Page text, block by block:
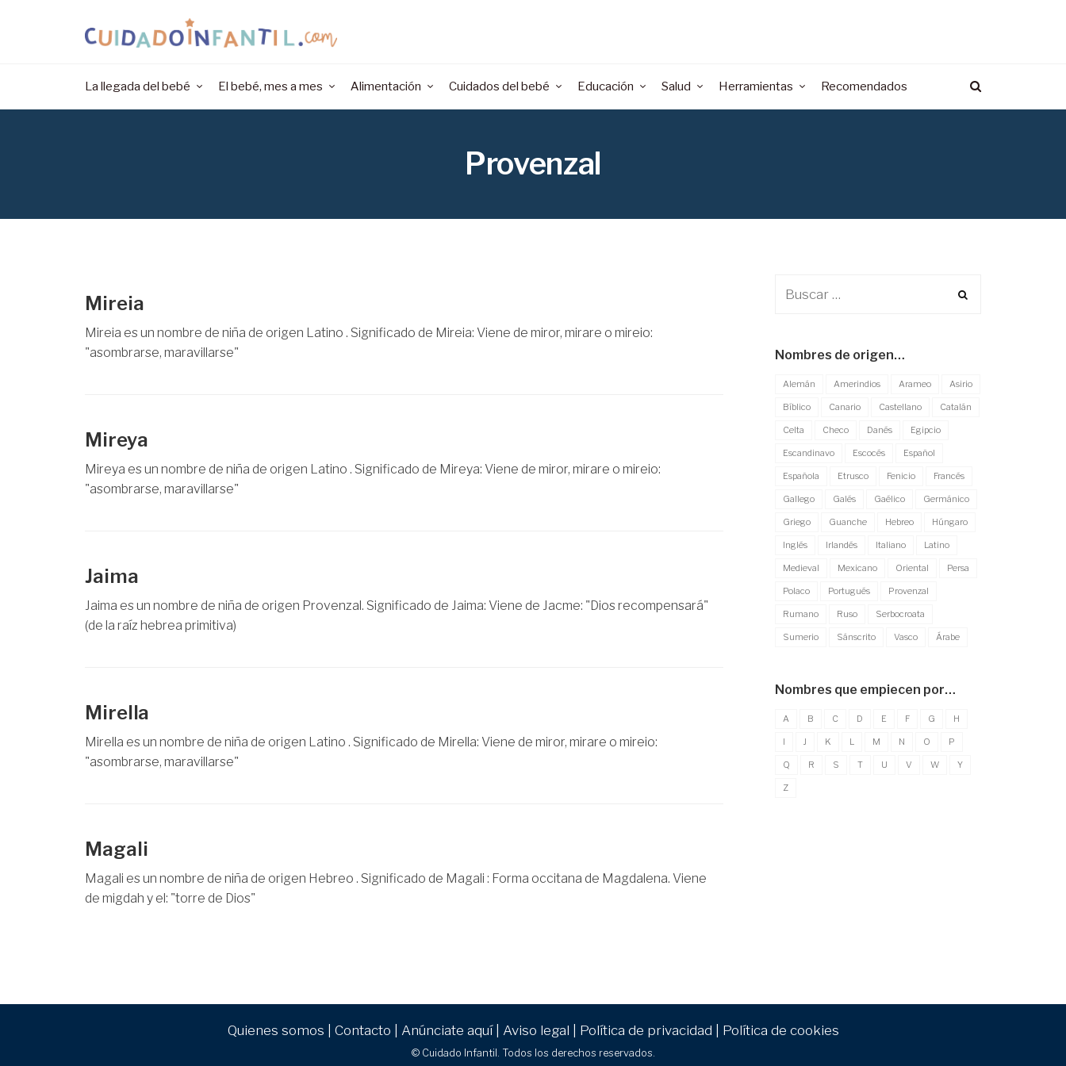
La llegada del bebé El bebé, mes a mes Alimentación Cuidados del bebé Educación Salud Herramientas Recomendados
Provenzal
Mireia
Mireia es un nombre de niña de origen Latino . Significado de Mireia: Viene de miror, mirare o mireio:
"asombrarse, maravillarse"
Mireya
Mireya es un nombre de niña de origen Latino . Significado de Mireya: Viene de miror, mirare o mireio:
"asombrarse, maravillarse"
Jaima
Jaima es un nombre de niña de origen Provenzal. Significado de Jaima: Viene de Jacme: "Dios recompensará"
(de la raíz hebrea primitiva)
Mirella
Mirella es un nombre de niña de origen Latino . Significado de Mirella: Viene de miror, mirare o mireio:
"asombrarse, maravillarse"
Magali
Magali es un nombre de niña de origen Hebreo . Significado de Magali : Forma occitana de Magdalena. Viene
de migdah y el: "torre de Dios"
Nombres de origen…
Alemán Amerindios Arameo Asirio
Bíblico Canario Castellano Catalán
Celta Checo Danés Egipcio
Escandinavo Escocés Español
Española Etrusco Fenicio Francés
Gallego Galés Gaélico Germánico
Griego Guanche Hebreo Húngaro
Inglés Irlandés Italiano Latino
Medieval Mexicano Oriental Persa
Polaco Portugués Provenzal
Rumano Ruso Serbocroata
Sumerio Sánscrito Vasco Árabe
Nombres que empiecen por…
A B C D E F G H
I J K L M N O P
Q R S T U V W Y
Z
Quienes somos Contacto Anúnciate aquí| Aviso legal Política de privacidad Política de cookies
© Cuidado Infantil. Todos los derechos reservados.